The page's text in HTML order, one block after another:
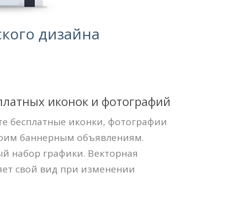
дизайна
иконок и фотографий
бесплатные иконки, фотографии
баннерным объявлениям.
набор графики. Векторная
свой вид при изменении